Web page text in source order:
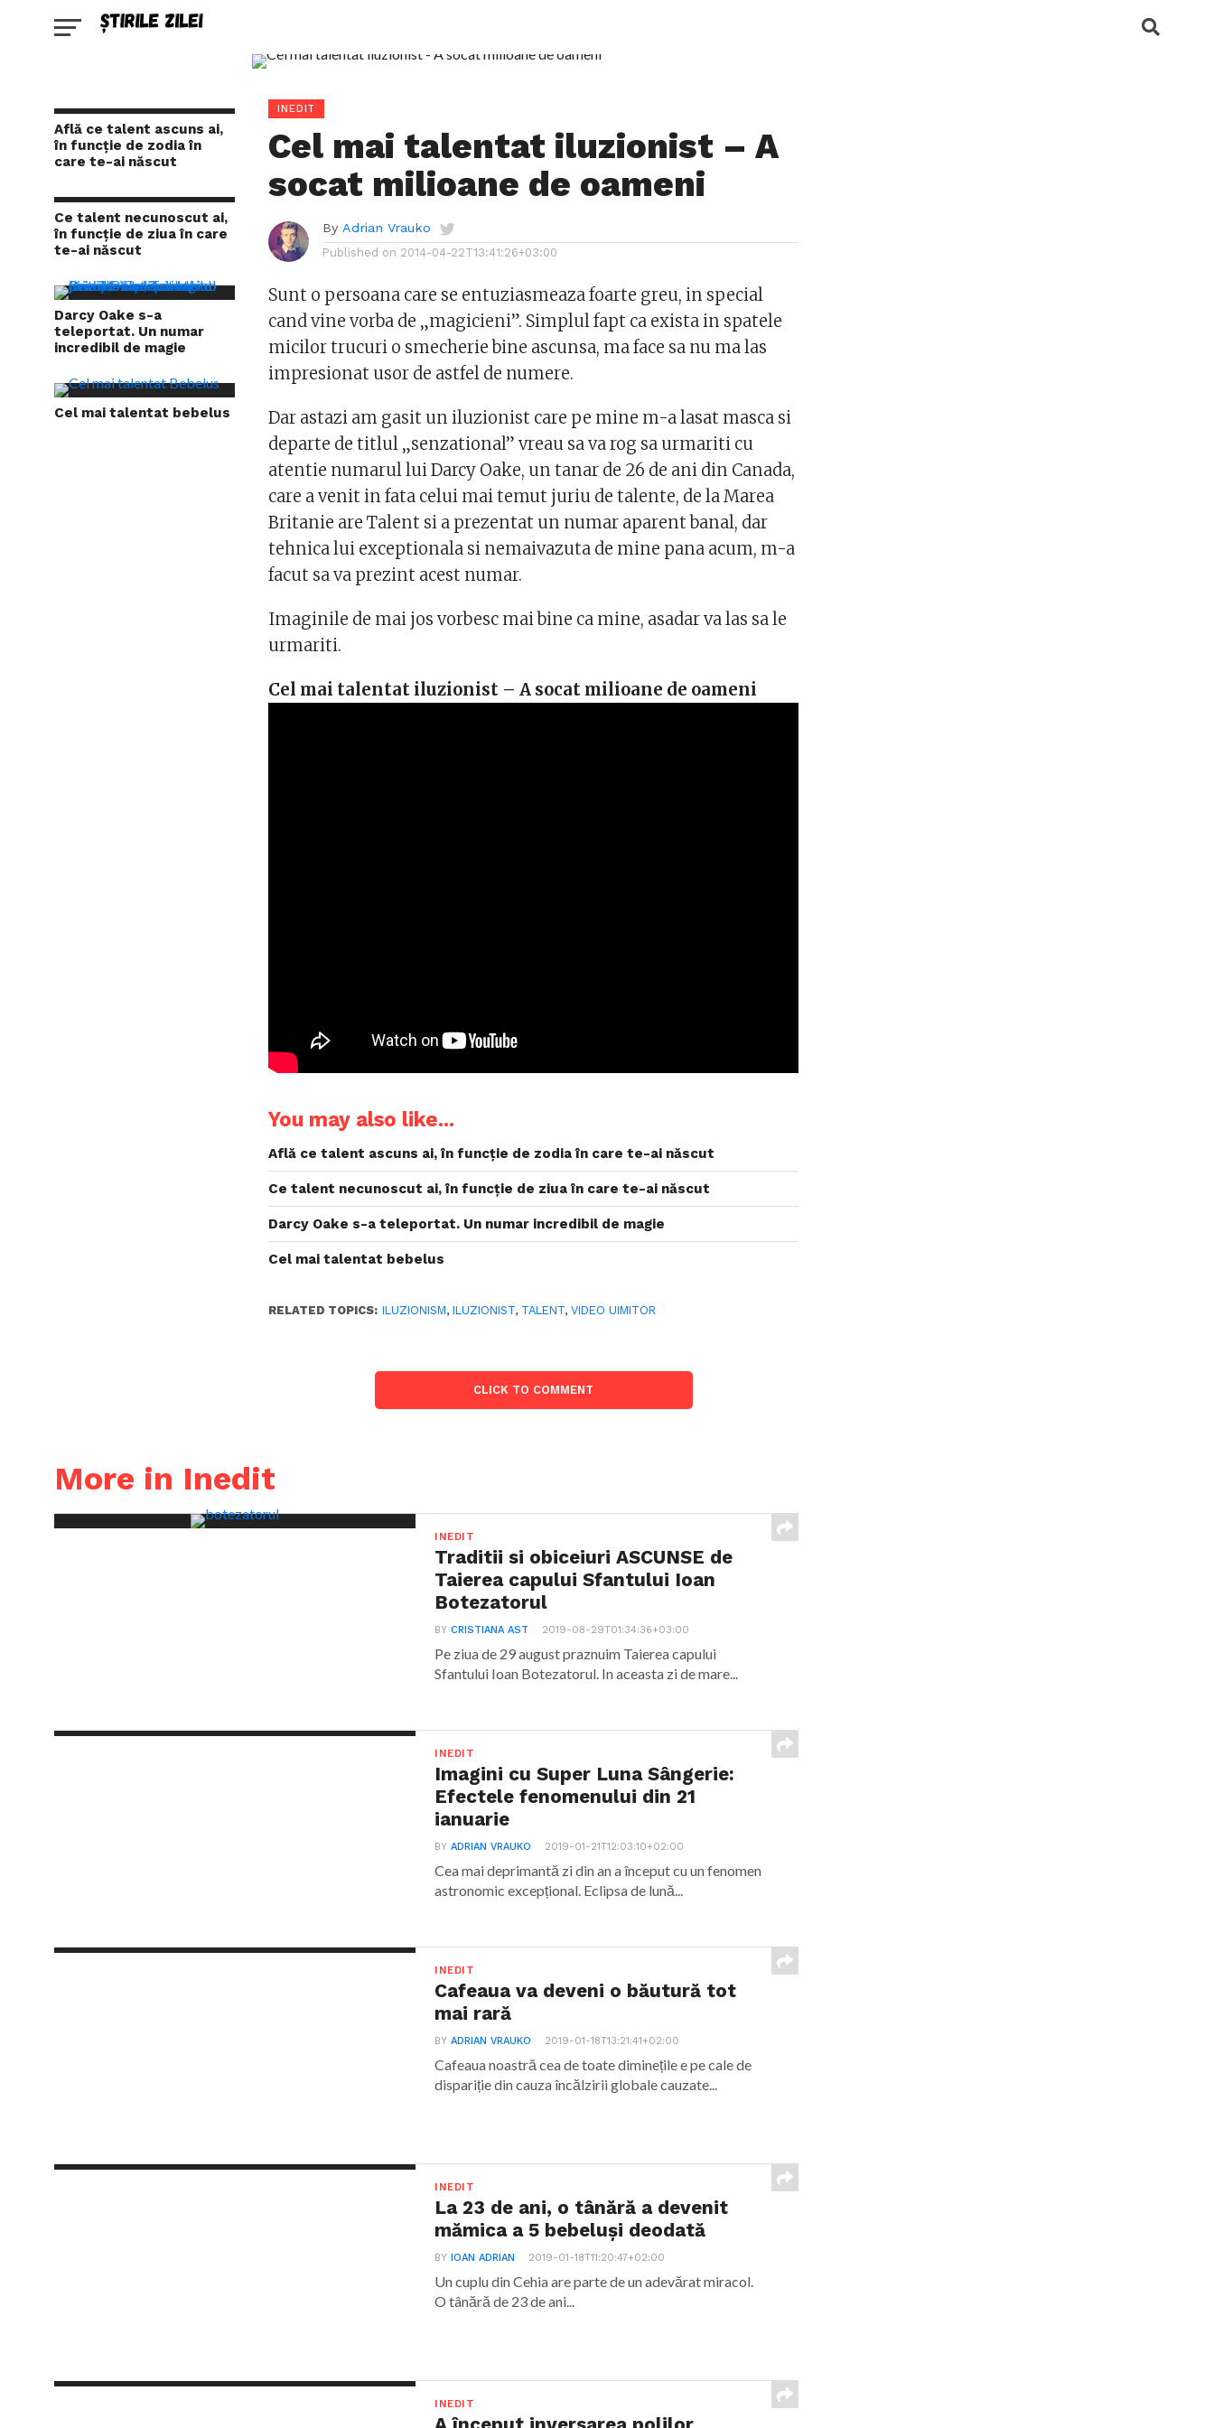
Află ce talent ascuns ai,
în funcție de zodia în
care te-ai născut
Ce talent necunoscut ai,
în funcție de ziua în care
te-ai născut
Darcy Oake s-a
teleportat. Un numar
incredibil de magie
Cel mai talentat bebelus
INEDIT
Cel mai talentat iluzionist – A
socat milioane de oameni
By Adrian Vrauko
Published on 2014-04-22T13:41:26+03:00
Sunt o persoana care se entuziasmeaza foarte greu, in special
cand vine vorba de „magicieni”. Simplul fapt ca exista in spatele
micilor trucuri o smecherie bine ascunsa, ma face sa nu ma las
impresionat usor de astfel de numere.
Dar astazi am gasit un iluzionist care pe mine m-a lasat masca si
departe de titlul „senzational” vreau sa va rog sa urmariti cu
atentie numarul lui Darcy Oake, un tanar de 26 de ani din Canada,
care a venit in fata celui mai temut juriu de talente, de la Marea
Britanie are Talent si a prezentat un numar aparent banal, dar
tehnica lui exceptionala si nemaivazuta de mine pana acum, m-a
facut sa va prezint acest numar.
Imaginile de mai jos vorbesc mai bine ca mine, asadar va las sa le
urmariti.
Cel mai talentat iluzionist – A socat milioane de oameni
You may also like...
Află ce talent ascuns ai, în funcție de zodia în care te-ai născut
Ce talent necunoscut ai, în funcție de ziua în care te-ai născut
Darcy Oake s-a teleportat. Un numar incredibil de magie
Cel mai talentat bebelus
RELATED TOPICS: ILUZIONISM,ILUZIONIST, TALENT,VIDEO UIMITOR
CLICK TO COMMENT
More in Inedit
INEDIT
Traditii si obiceiuri ASCUNSE de
Taierea capului Sfantului Ioan
Botezatorul
BYCRISTIANA AST 2019-08-29T01:34:36+03:00
Pe ziua de 29 august praznuim Taierea capului
Sfantului Ioan Botezatorul. In aceasta zi de mare...
INEDIT
Imagini cu Super Luna Sângerie:
Efectele fenomenului din 21
ianuarie
BYADRIAN VRAUKO 2019-01-21T12:03:10+02:00
Cea mai deprimantă zi din an a început cu un fenomen
astronomic excepțional. Eclipsa de lună...
INEDIT
Cafeaua va deveni o băutură tot
mai rară
BYADRIAN VRAUKO 2019-01-18T13:21:41+02:00
Cafeaua noastră cea de toate diminețile e pe cale de
dispariție din cauza încălzirii globale cauzate...
INEDIT
La 23 de ani, o tânără a devenit
mămica a 5 bebeluși deodată
BYIOAN ADRIAN 2019-01-18T11:20:47+02:00
Un cuplu din Cehia are parte de un adevărat miracol.
O tânără de 23 de ani...
INEDIT